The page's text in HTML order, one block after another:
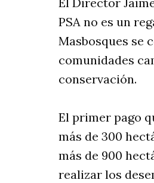
PSA no es un
Masbosques se
comunidades
conservación.
El primer pago
más de 300
más de 900
realizar los